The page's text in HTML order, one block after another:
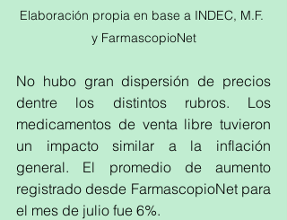
Elaboración propia en base a INDEC, M.F.
y FarmascopioNet
No hubo gran dispersión de precios
dentre los distintos rubros. Los
medicamentos de venta libre tuvieron
un impacto similar a la inflación
general. El promedio de aumento
registrado desde FarmascopioNet para
el mes de julio fue 6%.